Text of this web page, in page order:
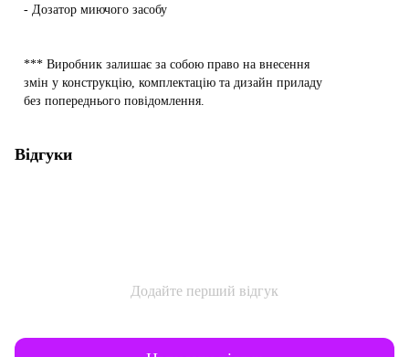
- Дозатор миючого засобу
*** Виробник залишає за собою право на внесення
змін у конструкцію, комплектацію та дизайн приладу
без попереднього повідомлення.
Відгуки
Додайте перший відгук